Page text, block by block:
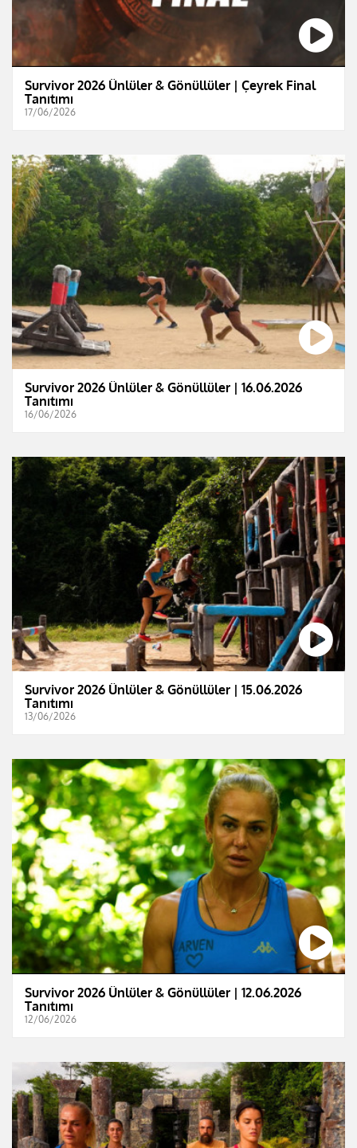
Survivor 2026 Ünlüler & Gönüllüler | Çeyrek Final
Tanıtımı
17/06/2026
Survivor 2026 Ünlüler & Gönüllüler | 16.06.2026
Tanıtımı
16/06/2026
Survivor 2026 Ünlüler & Gönüllüler | 15.06.2026
Tanıtımı
13/06/2026
Survivor 2026 Ünlüler & Gönüllüler | 12.06.2026
Tanıtımı
12/06/2026